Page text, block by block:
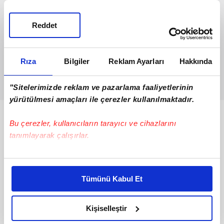
Rıza Bilgiler Reklam Ayarları Hakkında
"Sitelerimizde reklam ve pazarlama faaliyetlerinin
yürütülmesi amaçları ile çerezler kullanılmaktadır.
Bu çerezler, kullanıcıların tarayıcı ve cihazlarını
tanımlayarak çalışırlar.
Bu çerezlere izin vermeniz halinde sizlere özel
daha iyi reklam deneyimi yaşatabiliriz. Bunu yaparken
amacımızın size daha iyi bir reklam deneyimi sunmak
olduğunu ve sizlere en iyi içerikleri sunabilmek adına
elimizden gelen çabayı gösterdiğimizi ve bu noktada,
Tümünü Kabul Et
Kişiselleştir
Reddet
Bunlar da Var